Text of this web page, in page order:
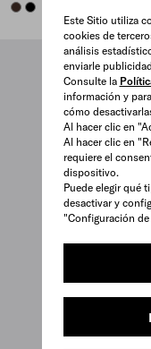
Este Sitio utiliza
cookies de
análisis
enviarle
Consulte la
información y
cómo
Al hacer clic en
Al hacer clic en
requiere el
dispositivo.
Puede elegir qué
desactivar y
"Configuración
SIENNABLACK